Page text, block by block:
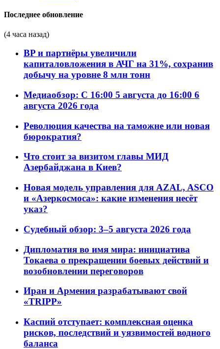
Последнее обновление
(4 часа назад)
BP и партнёры увеличили
капиталовложения в АЧГ на 31%, сохранив
добычу на уровне 8 млн тонн
Медиаобзор: С 16:00 5 августа до 16:00 6
августа 2026 года
Революция качества на таможне или новая
бюрократия?
Что стоит за визитом главы МИД
Азербайджана в Киев?
Новая модель управления для AZAL, ASCO
и «Азеркосмоса»: какие изменения несёт
указ?
Судебный обзор: 3–5 августа 2026 года
Дипломатия во имя мира: инициатива
Токаева о прекращении боевых действий и
возобновлении переговоров
Иран и Армения разрабатывают свой
«TRIPP»
Каспий отступает: комплексная оценка
рисков, последствий и уязвимостей водного
баланса